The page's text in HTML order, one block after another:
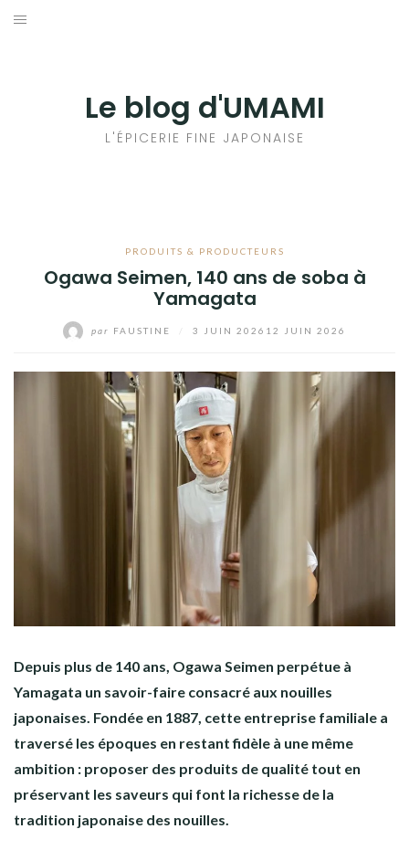
Aller
Le blog d'UMAMI
L'ÉPICERIE FINE JAPONAISE
PRODUITS & PRODUCTEURS
Ogawa Seimen, 140 ans de soba à
Yamagata
par FAUSTINE 3 JUIN 2026 12 JUIN 2026
Depuis plus de 140 ans, Ogawa Seimen perpétue à
Yamagata un savoir-faire consacré aux nouilles
japonaises. Fondée en 1887, cette entreprise familiale a
traversé les époques en restant fidèle à une même
ambition : proposer des produits de qualité tout en
préservant les saveurs qui font la richesse de la
tradition japonaise des nouilles.